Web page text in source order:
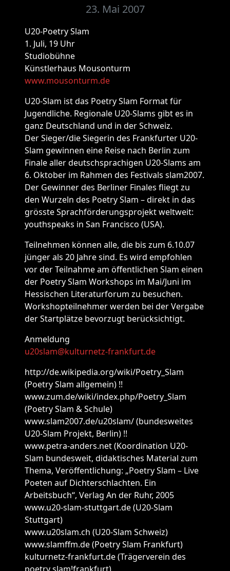
23. Mai 2007
U20-Poetry Slam
1. Juli, 19 Uhr
Studiobühne
Künstlerhaus Mousonturm
www.mousonturm.de
U20-Slam ist das Poetry Slam Format für
Jugendliche. Regionale U20-Slams gibt es in
ganz Deutschland und in der Schweiz.
Der Sieger/die Siegerin des Frankfurter U20-
Slam gewinnen eine Reise nach Berlin zum
Finale aller deutschsprachigen U20-Slams am
6. Oktober im Rahmen des Festivals slam2007.
Der Gewinner des Berliner Finales fliegt zu
den Wurzeln des Poetry Slam – direkt in das
grösste Sprachförderungsprojekt weltweit:
youthspeaks in San Francisco (USA).
Teilnehmen können alle, die bis zum 6.10.07
jünger als 20 Jahre sind. Es wird empfohlen
vor der Teilnahme am öffentlichen Slam einen
der Poetry Slam Workshops im Mai/Juni im
Hessischen Literaturforum zu besuchen.
Workshopteilnehmer werden bei der Vergabe
der Startplätze bevorzugt berücksichtigt.
Anmeldung
u20slam@kulturnetz-frankfurt.de
http://de.wikipedia.org/wiki/Poetry_Slam
(Poetry Slam allgemein) !!
www.zum.de/wiki/index.php/Poetry_Slam
(Poetry Slam & Schule)
www.slam2007.de/u20slam/ (bundesweites
U20-Slam Projekt, Berlin) !!
www.petra-anders.net (Koordination U20-
Slam bundesweit, didaktisches Material zum
Thema, Veröffentlichung: „Poetry Slam – Live
Poeten auf Dichterschlachten. Ein
Arbeitsbuch“, Verlag An der Ruhr, 2005
www.u20-slam-stuttgart.de (U20-Slam
Stuttgart)
www.u20slam.ch (U20-Slam Schweiz)
www.slamffm.de (Poetry Slam Frankfurt)
kulturnetz-frankfurt.de (Trägerverein des